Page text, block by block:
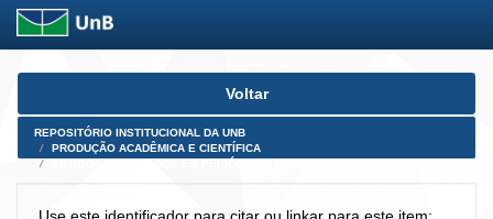
Skip
Voltar
REPOSITÓRIO INSTITUCIONAL DA UNB
PRODUÇÃO ACADÊMICA E CIENTÍFICA